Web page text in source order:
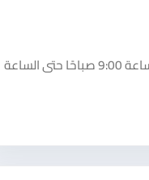
هذا الإعلان مقدم من الزرو لانظمة التكييف والتبريد. يعمل الزرو لانظمة التكييف والتبريد خلال جميع أيام الأسبوع من الساعة 9:00 صباحًا حتى الساعة